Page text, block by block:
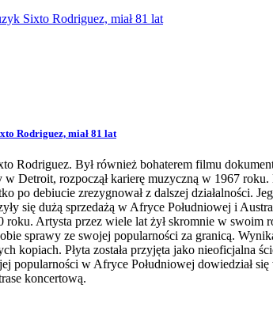
Rodriguez, miał 81 lat
Rodriguez. Był również bohaterem filmu
Detroit, rozpoczął karierę muzyczną w 1967 roku.
po debiucie zrezygnował z dalszej działalności.
się dużą sprzedażą w Afryce Południowej i
roku. Artysta przez wiele lat żył skromnie w
sprawy ze swojej popularności za granicą.
kopiach. Płyta została przyjęta jako nieoficjalna
popularności w Afryce Południowej dowiedział
koncertową.